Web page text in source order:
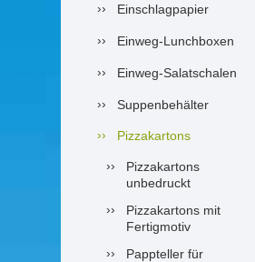
Einschlagpapier
Einweg-Lunchboxen
Einweg-Salatschalen
Suppenbehälter
Pizzakartons
Pizzakartons
unbedruckt
Pizzakartons mit
Fertigmotiv
Pappteller für